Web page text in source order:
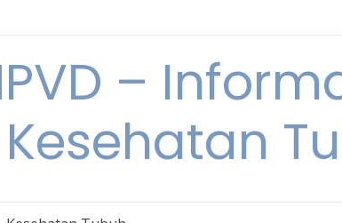
–
Kesehatan